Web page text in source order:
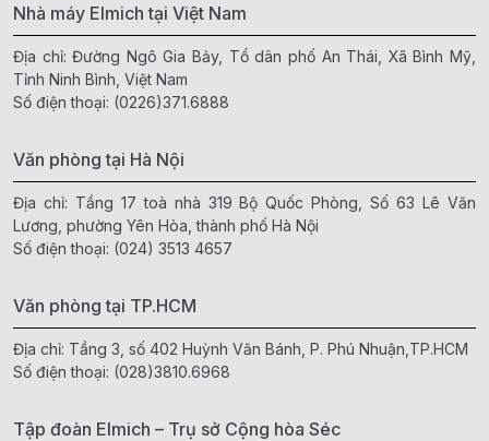
Nhà máy Elmich tại Việt Nam
Địa chỉ: Đường Ngô Gia Bảy, Tổ dân phố An Thái, Xã Bình Mỹ,
Tỉnh Ninh Bình, Việt Nam
Số điện thoại: (0226)371.6888
Văn phòng tại Hà Nội
Địa chỉ: Tầng 17 toà nhà 319 Bộ Quốc Phòng, Số 63 Lê Văn
Lương, phường Yên Hòa, thành phố Hà Nội
Số điện thoại: (024) 3513 4657
Văn phòng tại TP.HCM
Địa chỉ: Tầng 3, số 402 Huỳnh Văn Bánh, P. Phú Nhuận,TP.HCM
Số điện thoại: (028)3810.6968
Tập đoàn Elmich – Trụ sở Cộng hòa Séc